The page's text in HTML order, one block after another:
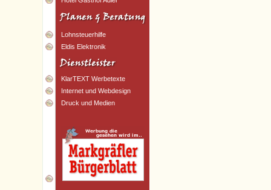
Lohnsteuerhilfe
Eldis Elektronik
KlarTEXT Werbetexte
Internet und Webdesign
Druck und Medien